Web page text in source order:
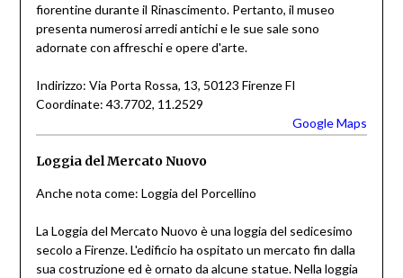
fiorentine durante il Rinascimento. Pertanto, il museo
presenta numerosi arredi antichi e le sue sale sono
adornate con affreschi e opere d'arte.
Indirizzo: Via Porta Rossa, 13, 50123 Firenze FI
Coordinate: 43.7702, 11.2529
Google Maps
Loggia del Mercato Nuovo
Anche nota come: Loggia del Porcellino
La Loggia del Mercato Nuovo è una loggia del sedicesimo
secolo a Firenze. L'edificio ha ospitato un mercato fin dalla
sua costruzione ed è ornato da alcune statue. Nella loggia